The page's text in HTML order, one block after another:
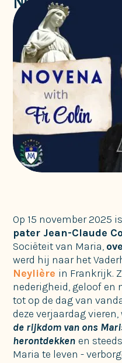
de dood van
Ongecategoriseerd
Op 15 november 2025
pater Jean-Claude
Sociëteit van Maria,
werd hij naar het
Neylière in Frankrijk.
nederigheid, geloof
tot op de dag van
deze verjaardag
de rijkdom van ons
herontdekken en
Maria te leven -